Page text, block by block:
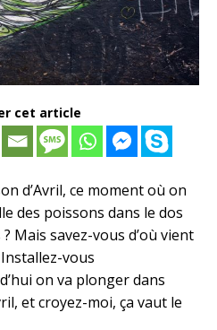
cet article
d’Avril, ce moment où on
des poissons dans le dos
Mais savez-vous d’où vient
vous
on va plonger dans
et croyez-moi, ça vaut le